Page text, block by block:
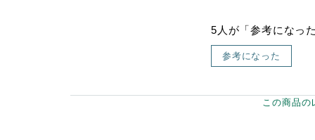
5人が「参考になっ
参考になった
この商品の